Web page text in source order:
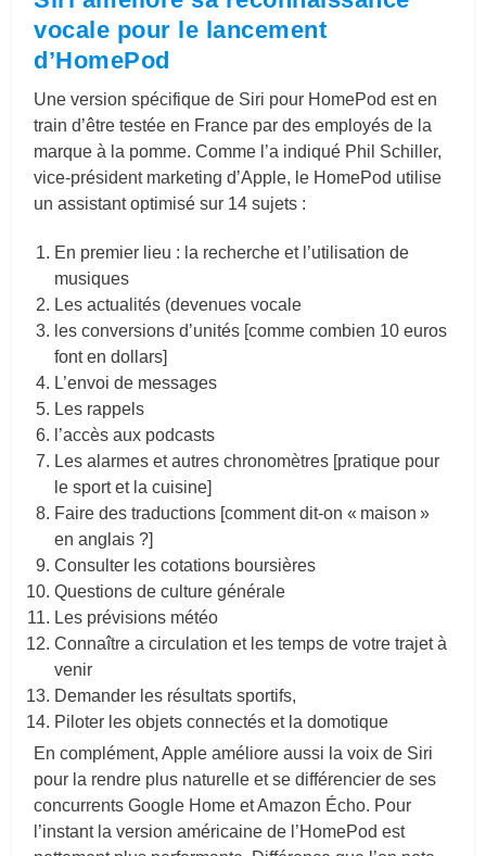
vocale pour le lancement
d’HomePod
Une version spécifique de Siri pour HomePod est en
train d’être testée en France par des employés de la
marque à la pomme. Comme l’a indiqué Phil Schiller,
vice-président marketing d’Apple, le HomePod utilise
un assistant optimisé sur 14 sujets :
En premier lieu : la recherche et l’utilisation de
musiques
Les actualités (devenues vocale
les conversions d’unités [comme combien 10 euros
font en dollars]
L’envoi de messages
Les rappels
l’accès aux podcasts
Les alarmes et autres chronomètres [pratique pour
le sport et la cuisine]
Faire des traductions [comment dit-on « maison »
en anglais ?]
Consulter les cotations boursières
Questions de culture générale
Les prévisions météo
Connaître a circulation et les temps de votre trajet à
venir
Demander les résultats sportifs,
Piloter les objets connectés et la domotique
En complément, Apple améliore aussi la voix de Siri
pour la rendre plus naturelle et se différencier de ses
concurrents Google Home et Amazon Écho. Pour
l’instant la version américaine de l’HomePod est